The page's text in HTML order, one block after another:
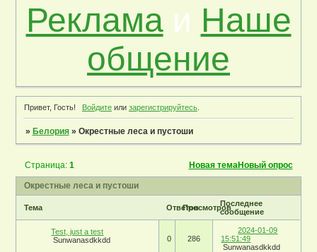
Рекламаи Наше
общение
Привет, Гость! Войдитеили зарегистрируйтесь.
» Белория » Окрестные леса и пустоши
Окрестные леса и пустоши
Страница: 1 Новая темаНовый опрос
Тема ОтветовПросмотровПоследнее
сообщение
Test, just a test
Sunwanasdkkdd
0 286
2024-01-09
15:51:49
Sunwanasdkkdd